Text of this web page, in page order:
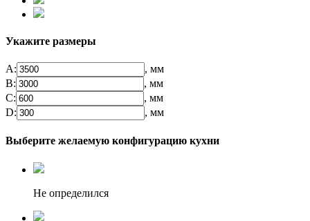
Укажите размеры
А:
, мм
B:
, мм
C:
, мм
D:
, мм
Выберите желаемую конфигурацию кухни
Не определился